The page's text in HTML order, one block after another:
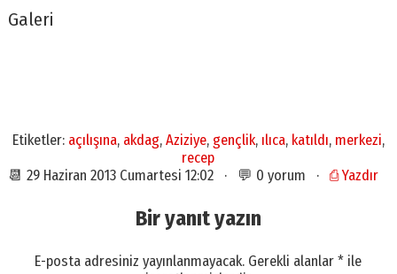
Galeri
Etiketler: açılışına, akdag, Aziziye, gençlik, ılıca, katıldı, merkezi,
recep
📆 29 Haziran 2013 Cumartesi 12:02 · 💬 0 yorum · ⎙ Yazdır
Bir yanıt yazın
E-posta adresiniz yayınlanmayacak. Gerekli alanlar* ile